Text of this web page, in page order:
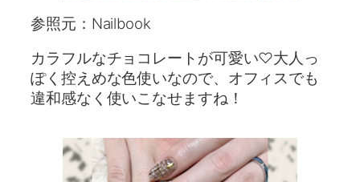
参照元：Nailbook
カラフルなチョコレートが可愛い♡大人っ
ぽく控えめな色使いなので、オフィスでも
違和感なく使いこなせますね！